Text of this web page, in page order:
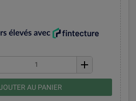
add
AU PANIER